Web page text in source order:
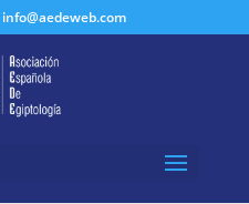
info@aedeweb.com